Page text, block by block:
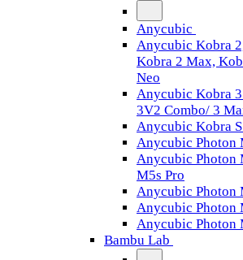
Anycubic
Anycubic Kobra
Kobra 2 Max,
Neo
Anycubic Kobra
3V2 Combo/ 3
Anycubic Kobra
Anycubic Photon
Anycubic Photon
M5s Pro
Anycubic Photon
Anycubic Photon
Anycubic Photon
Bambu Lab